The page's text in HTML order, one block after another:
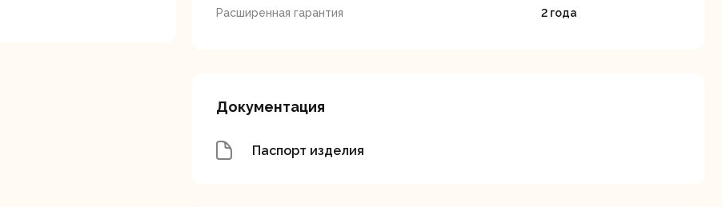
Расширенная гарантия
2 года
Документация
Паспорт изделия